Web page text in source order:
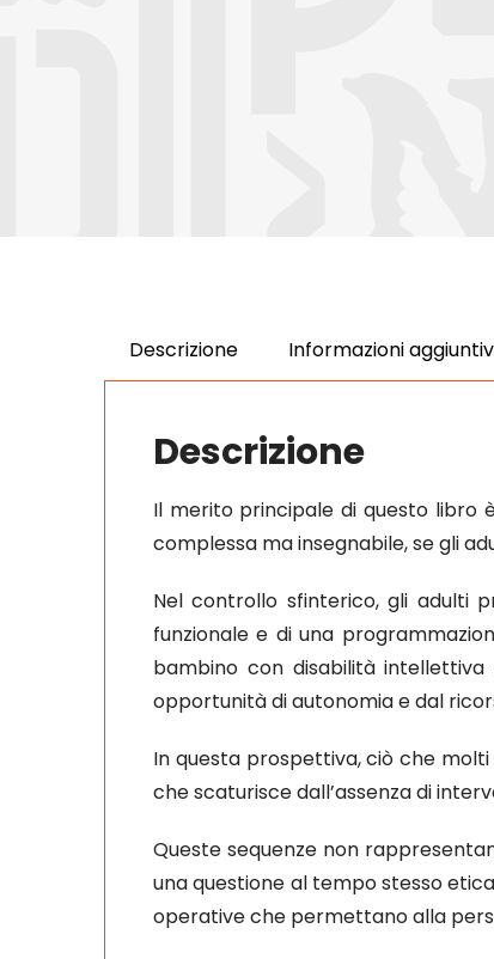
Descrizione Informazioni
Descrizione
Il merito principale di questo libro
complessa ma insegnabile, se gli
Nel controllo sfinterico, gli adulti
funzionale e di una
bambino con disabilità
opportunità di autonomia e dal
In questa prospettiva, ciò che
che scaturisce dall’assenza di
Queste sequenze non
una questione al tempo stesso
operative che permettano alla